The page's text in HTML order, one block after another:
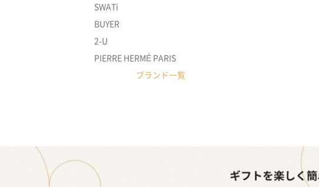
SWATi
BUYER
2-U
PIERRE HERMÉ PARIS
ブランド一覧